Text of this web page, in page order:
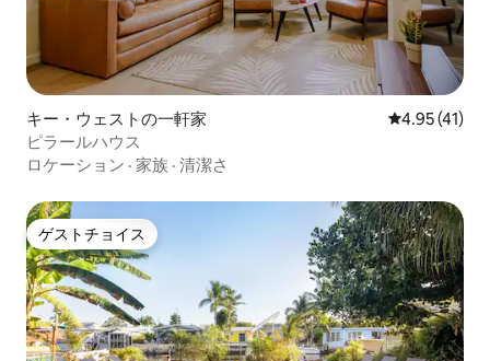
キー・ウェストの一軒家 レビュー41
4.95 (41)
ピラールハウス
ロケーション · 家族 · 清潔さ
ゲストチョイス
ゲストチョイス